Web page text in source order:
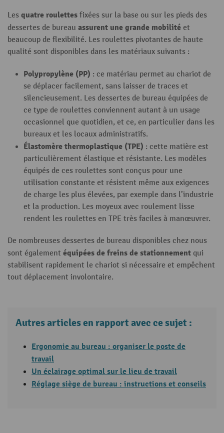
Les quatre roulettes fixées sur la base ou sur les pieds des
dessertes de bureau assurent une grande mobilité et
beaucoup de flexibilité. Les roulettes pivotantes de haute
qualité sont disponibles dans les matériaux suivants :
Polypropylène (PP) : ce matériau permet au chariot de
se déplacer facilement, sans laisser de traces et
silencieusement. Les dessertes de bureau équipées de
ce type de roulettes conviennent autant à un usage
occasionnel que quotidien, et ce, en particulier dans les
bureaux et les locaux administratifs.
Élastomère thermoplastique (TPE) : cette matière est
particulièrement élastique et résistante. Les modèles
équipés de ces roulettes sont conçus pour une
utilisation constante et résistent même aux exigences
de charge les plus élevées, par exemple dans l’industrie
et la production. Les moyeux avec roulement lisse
rendent les roulettes en TPE très faciles à manœuvrer.
De nombreuses dessertes de bureau disponibles chez nous
sont également équipées de freins de stationnement qui
stabilisent rapidement le chariot si nécessaire et empêchent
tout déplacement involontaire.
Autres articles en rapport avec ce sujet :
Ergonomie au bureau : organiser le poste de
travail
Un éclairage optimal sur le lieu de travail
Réglage siège de bureau : instructions et conseils